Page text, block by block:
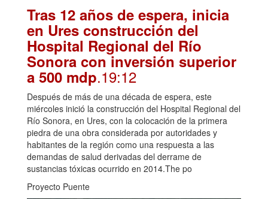
Tras 12 años de espera, inicia
en Ures construcción del
Hospital Regional del Río
Sonora con inversión superior
a 500 mdp.19:12
Después de más de una década de espera, este
miércoles inició la construcción del Hospital Regional del
Río Sonora, en Ures, con la colocación de la primera
piedra de una obra considerada por autoridades y
habitantes de la región como una respuesta a las
demandas de salud derivadas del derrame de
sustancias tóxicas ocurrido en 2014.The po
Proyecto Puente